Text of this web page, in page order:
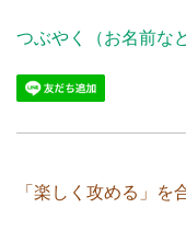
つぶやく（お名前な
「楽しく攻める」を